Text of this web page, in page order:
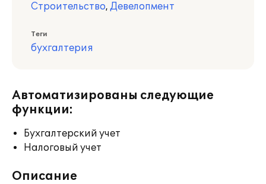
Строительство, Девелопмент
Теги
бухгалтерия
Автоматизированы следующие
функции:
Бухгалтерский учет
Налоговый учет
Описание